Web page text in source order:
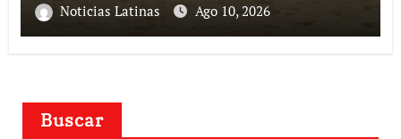
Noticias Latinas Ago 10, 2026
Buscar